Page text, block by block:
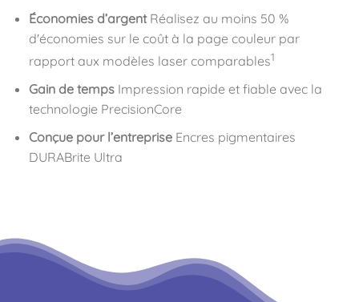
Économies d’argentRéalisez au moins 50 %
d'économies sur le coût à la page couleur par
rapport aux modèles laser comparables1
Gain de tempsImpression rapide et fiable avec la
technologie PrecisionCore
Conçue pour l’entrepriseEncres pigmentaires
DURABrite Ultra